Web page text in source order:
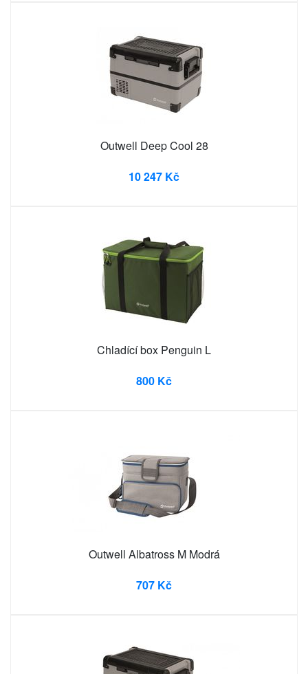
Outwell Deep Cool 28
10 247 Kč
Chladící box Penguin L
800 Kč
Outwell Albatross M Modrá
707 Kč